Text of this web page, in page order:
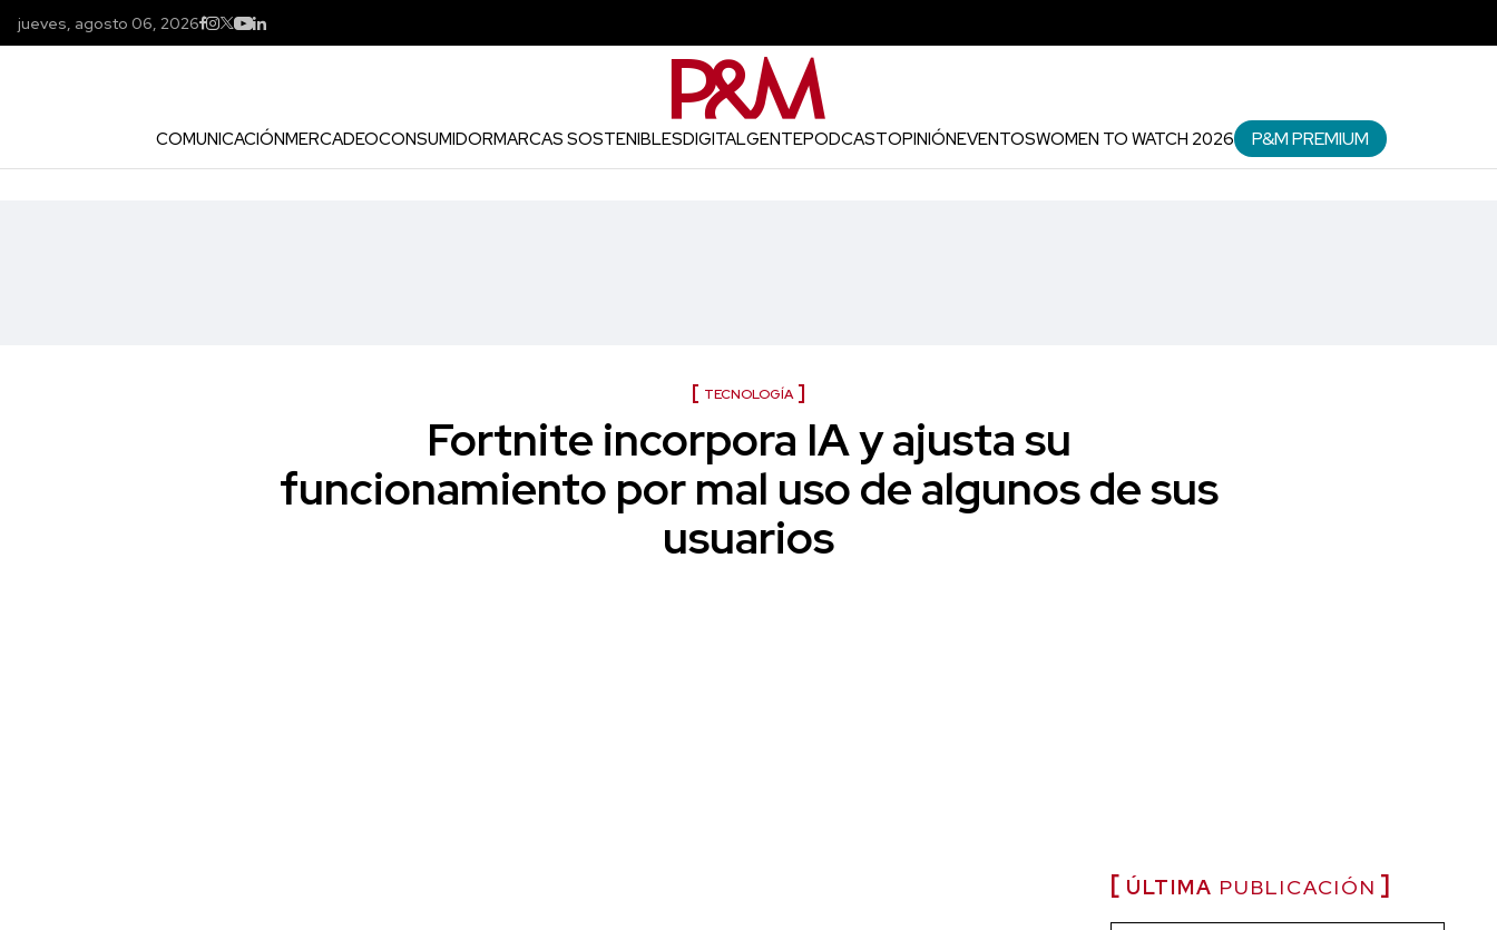
jueves, agosto 06, 2026
COMUNICACIÓNMERCADEOCONSUMIDORMARCAS SOSTENIBLESDIGITALGENTEPODCASTOPINIÓNEVENTOSWOMEN TO WATCH 2026 P&M PREMIUM
TECNOLOGÍA
Fortnite incorpora IA y ajusta su
funcionamiento por mal uso de algunos de sus
usuarios
ÚLTIMA PUBLICACIÓN